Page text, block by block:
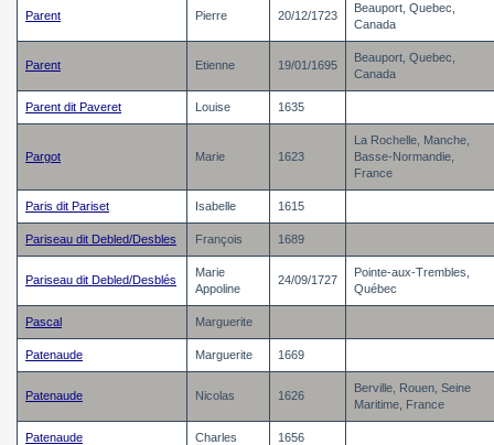
Parent Pierre 20/12/1723
Beauport, Quebec,
Canada
Parent Etienne 19/01/1695
Beauport, Quebec,
Canada
Parent dit Paveret Louise 1635
Pargot Marie 1623
La Rochelle, Manche,
Basse-Normandie,
France
Paris dit Pariset Isabelle 1615
Pariseau dit Debled/Desbles François 1689
Pariseau dit Debled/Desblés
Marie
Appoline
24/09/1727
Pointe-aux-Trembles,
Québec
Pascal Marguerite
Patenaude Marguerite 1669
Patenaude Nicolas 1626
Berville, Rouen, Seine
Maritime, France
Patenaude Charles 1656